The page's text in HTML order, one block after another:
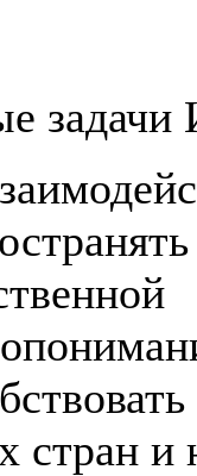
задачи
стран и